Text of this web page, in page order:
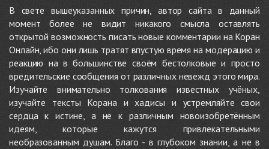
В свете вышеуказанных причин, автор сайта в данный
момент более не видит никакого смысла оставлять
открытой возможность писать новые комментарии на Коран
Онлайн, ибо они лишь тратят впустую время на модерацию и
реакцию на в большинстве своём бестолковые и просто
вредительские сообщения от различных невежд этого мира.
Изучайте внимательно толкования известных учёных,
изучайте тексты Корана и хадисы и устремляйте свои
сердца к истине, а не к различным новоизобретённым
идеям, которые кажутся привлекательными
необразованным душам. Благо - в глубоком знании, а не в